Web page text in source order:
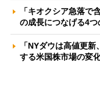
「キオクシア急落
の成長につなげる4
「NYダウは高値更
する米国株市場の